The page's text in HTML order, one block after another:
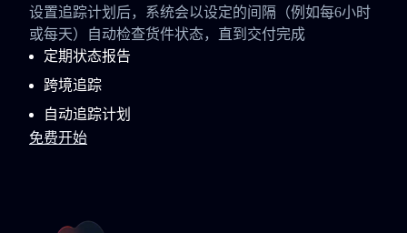
设置追踪计划后，系统会以设定的间隔（例如每6小时
或每天）自动检查货件状态，直到交付完成
定期状态报告
跨境追踪
自动追踪计划
免费开始